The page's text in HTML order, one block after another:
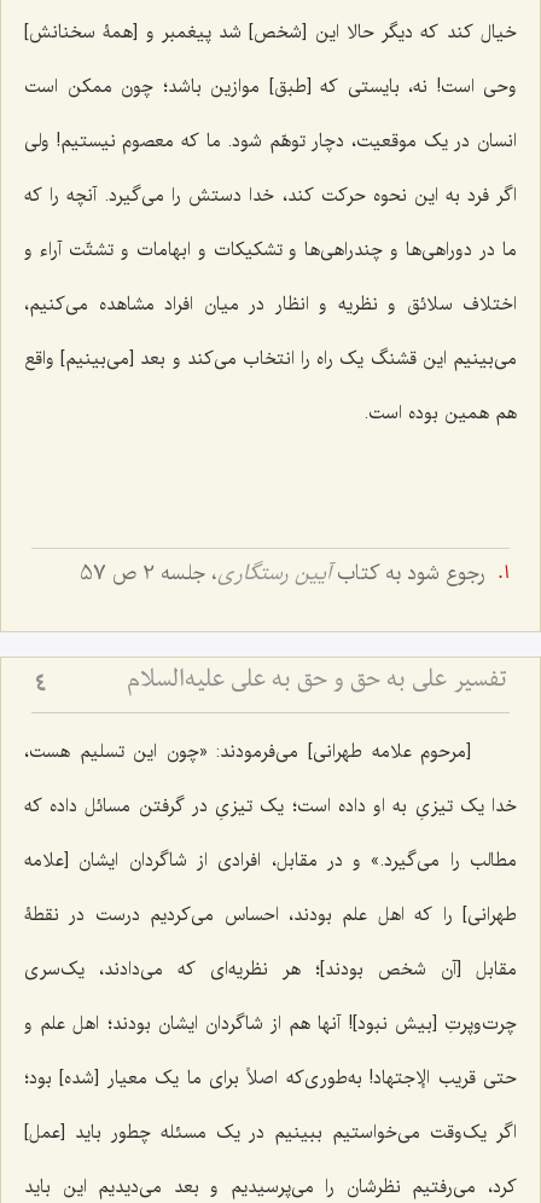
خیال کند که دیگر حالا این [شخص] شد پیغمبر و [همۀ سخنانش]
وحی است! نه، بایستی که [طبق] موازین باشد؛ چون ممکن است
انسان در یک موقعیت، دچار توهّم شود. ما که معصوم نیستیم! ولی
اگر فرد به این نحوه حرکت کند، خدا دستش را می‌گیرد. آنچه را که
ما در دوراهی‌ها و چندراهی‌ها و تشکیکات و ابهامات و تشتّت آراء و
اختلاف سلائق و نظریه و انظار در میان افراد مشاهده می‌کنیم،
می‌بینیم این قشنگ یک راه را انتخاب می‌کند و بعد [می‌بینیم] واقع
هم همین بوده است.
رجوع شود به کتابآیین رستگاری، جلسه 2 ص 57
تفسیر علی به حق و حق به علی علیه‌السلام 4
[مرحوم علامه طهرانی] می‌فرمودند: «چون این تسلیم هست،
خدا یک تیزی‌ِ به او داده است؛ یک تیزیِ در گرفتن مسائل داده که
مطالب را می‌گیرد.» و در مقابل، افرادی از شاگردان ایشان [علامه
طهرانی] را که اهل علم بودند، احساس می‌کردیم درست در نقطۀ
مقابل [آن شخص بودند]؛ هر نظریه‌ای که می‌دادند، یک‌سری
چرت‌و‌پرتِ [بیش نبود]! آنها هم از شاگردان ایشان بودند؛ اهل علم و
حتی قریب الإجتهاد! به‌طوری‌که اصلاً برای ما یک معیار [شده] بود؛
اگر یک‌وقت می‌خواستیم ببینیم در یک مسئله چطور باید [عمل]
کرد، می‌رفتیم نظرشان را می‌پرسیدیم و بعد می‌دیدیم این باید